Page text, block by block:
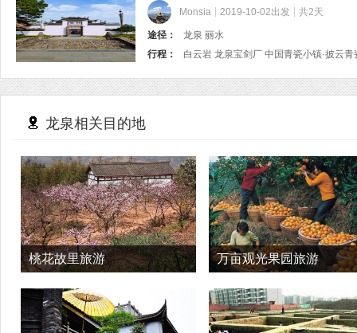
Monsia 2019-10-02出发 共2天
途径：
龙泉 丽水
行程：
白云岩 龙泉宝剑厂 中国青瓷小镇·披云
龙泉相关目的地
桃花故里旅游 万亩观光果园旅游